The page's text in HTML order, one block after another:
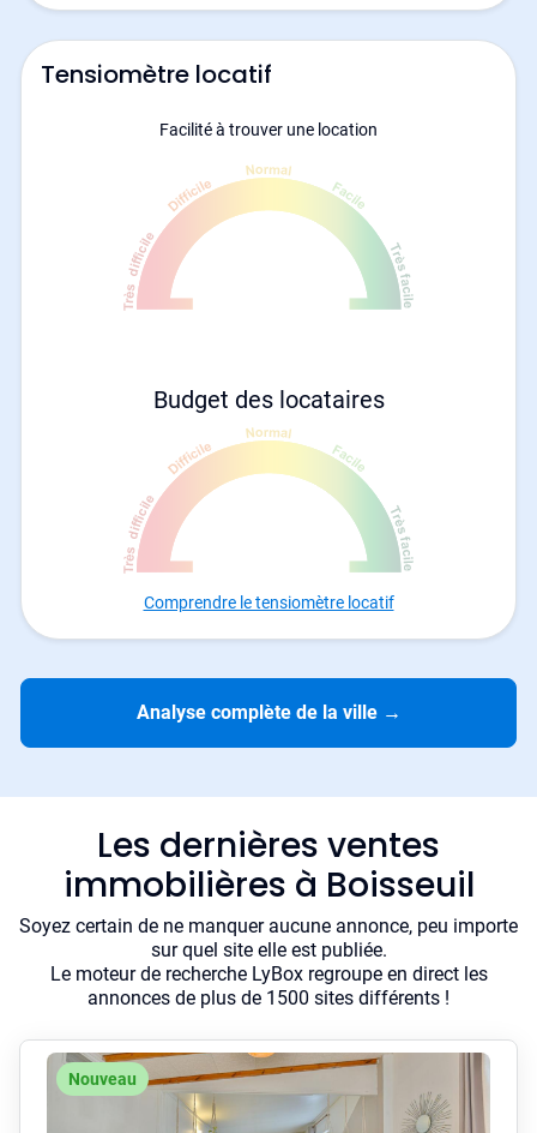
Tensiomètre locatif
Facilité à trouver une location
Budget des locataires
Comprendre le tensiomètre locatif
Analyse complète de la ville →
Les dernières ventes
immobilières à Boisseuil
Soyez certain de ne manquer aucune annonce, peu importe
sur quel site elle est publiée.
Le moteur de recherche LyBox regroupe en direct les
annonces de plus de 1500 sites différents !
Nouveau